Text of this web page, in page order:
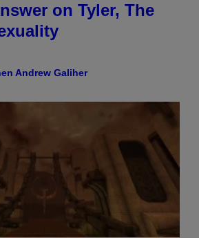
on Tyler, The
Andrew Galiher